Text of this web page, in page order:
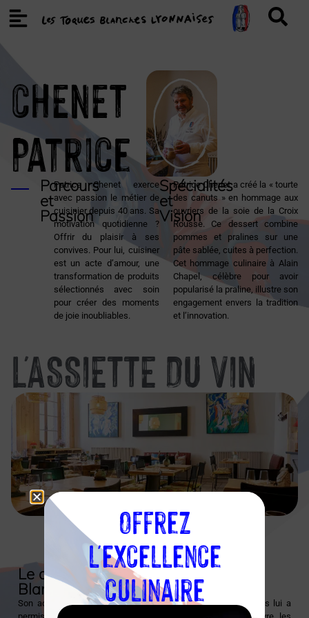
CHENET
Patrice
Parcours
et
Passion
Patrice Chenet exerce
avec passion le métier de
cuisinier depuis 40 ans. Sa
motivation quotidienne ?
Offrir du plaisir à ses
convives. Pour lui, cuisiner
est un acte d’amour, une
transformation de produits
sélectionnés avec soin
pour créer des moments
de joie inoubliables.
Spécialités
et
Vision
Patrice Chenet a créé la « tourte
des canuts » en hommage aux
ouvriers de la soie de la Croix
Rousse. Ce dessert combine
pommes et pralines sur une
pâte sablée, cuites à perfection.
Cet hommage culinaire à Alain
Chapel, célèbre pour avoir
popularisé la praline, illustre son
engagement envers la tradition
et l’innovation.
Le chef et l’association des Toques
Blanches Lyonnaises
Son adhésion aux Toques Blanches Lyonnaises il y a 20 ans lui a
Découvrir l'établissement
L'ASSIETTE DU VIN
Offrez
l'excellence
culinaire